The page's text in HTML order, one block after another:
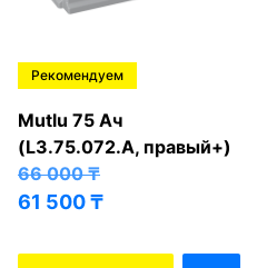
Рекомендуем
Mutlu 75 Ач
(L3.75.072.A, правый+)
66 000₸
61 500₸